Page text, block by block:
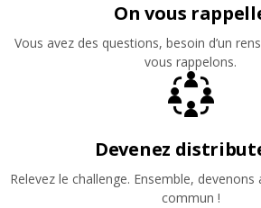
On vous
Vous avez des questions, besoin d’un
vous rappelons.
Devenez
Relevez le challenge. Ensemble, devenons
commun !